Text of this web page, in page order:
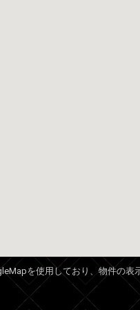
を使用しており、物件の表